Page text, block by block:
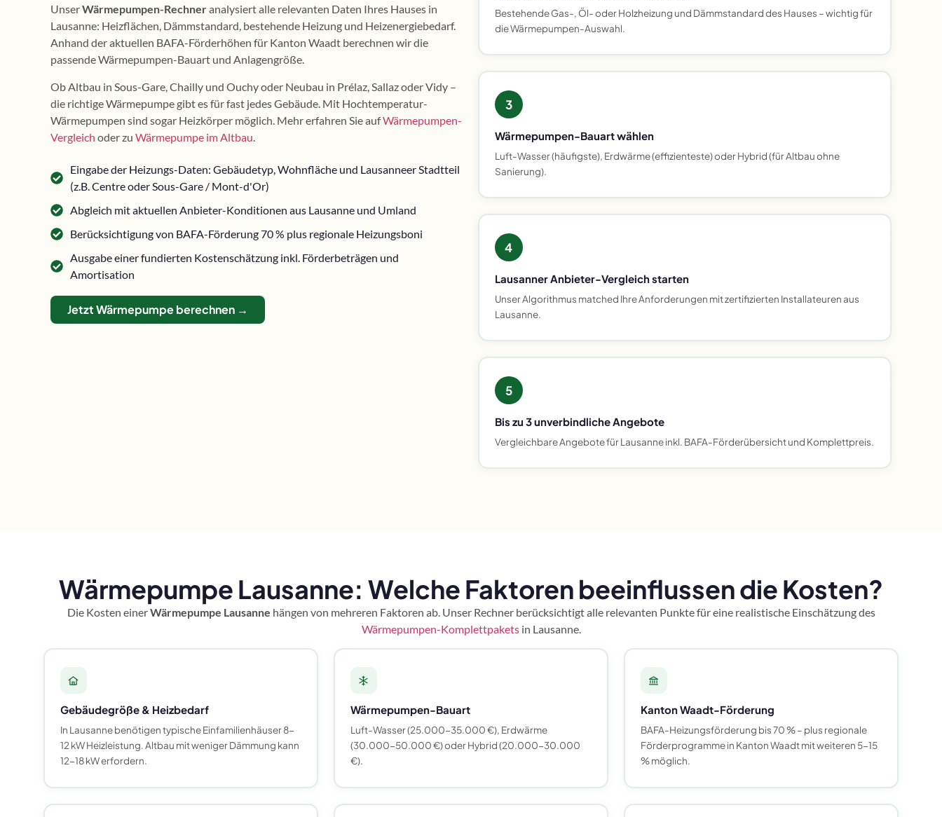
UnserWärmepumpen-Rechneranalysiert alle relevanten Daten Ihres Hauses in
Lausanne: Heizflächen, Dämmstandard, bestehende Heizung und Heizenergiebedarf.
Anhand der aktuellen BAFA-Förderhöhen für Kanton Waadt berechnen wir die
passende Wärmepumpen-Bauart und Anlagengröße.
Ob Altbau in Sous-Gare, Chailly und Ouchy oder Neubau in Prélaz, Sallaz oder Vidy –
die richtige Wärmepumpe gibt es für fast jedes Gebäude. Mit Hochtemperatur-
Wärmepumpen sind sogar Heizkörper möglich. Mehr erfahren Sie aufWärmepumpen-
Vergleich oder zu Wärmepumpe im Altbau.
Eingabe der Heizungs-Daten: Gebäudetyp, Wohnfläche und Lausanneer Stadtteil
(z.B. Centre oder Sous-Gare / Mont-d'Or)
Abgleich mit aktuellen Anbieter-Konditionen aus Lausanne und Umland
Berücksichtigung von BAFA-Förderung 70 % plus regionale Heizungsboni
Ausgabe einer fundierten Kostenschätzung inkl. Förderbeträgen und
Amortisation
Jetzt Wärmepumpe berechnen →
Bestehende Gas-, Öl- oder Holzheizung und Dämmstandard des Hauses – wichtig für
die Wärmepumpen-Auswahl.
3
Wärmepumpen-Bauart wählen
Luft-Wasser (häufigste), Erdwärme (effizienteste) oder Hybrid (für Altbau ohne
Sanierung).
4
Lausanner Anbieter-Vergleich starten
Unser Algorithmus matched Ihre Anforderungen mit zertifizierten Installateuren aus
Lausanne.
5
Bis zu 3 unverbindliche Angebote
Vergleichbare Angebote für Lausanne inkl. BAFA-Förderübersicht und Komplettpreis.
Wärmepumpe Lausanne: Welche Faktoren beeinflussen die Kosten?
Die Kosten einerWärmepumpe Lausanne hängen von mehreren Faktoren ab. Unser Rechner berücksichtigt alle relevanten Punkte für eine realistische Einschätzung des
Wärmepumpen-Komplettpaketsin Lausanne.
Gebäudegröße & Heizbedarf
In Lausanne benötigen typische Einfamilienhäuser 8-
12 kW Heizleistung. Altbau mit weniger Dämmung kann
12-18 kW erfordern.
Wärmepumpen-Bauart
Luft-Wasser (25.000-35.000 €), Erdwärme
(30.000-50.000 €) oder Hybrid (20.000-30.000
€).
Kanton Waadt-Förderung
BAFA-Heizungsförderung bis 70 % – plus regionale
Förderprogramme in Kanton Waadt mit weiteren 5-15
% möglich.